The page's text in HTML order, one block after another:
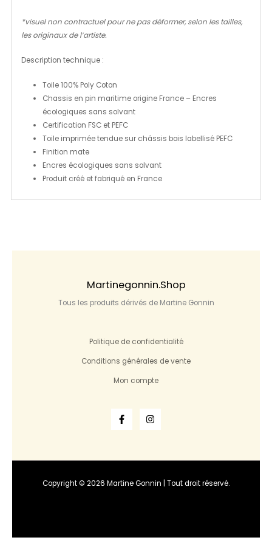
*visuel non contractuel pour ne pas déformer, selon les tailles,
les originaux de l’artiste.
Description technique :
Toile 100% Poly Coton
Chassis en pin maritime origine France – Encres
écologiques sans solvant
Certification FSC et PEFC
Toile imprimée tendue sur châssis bois labellisé PEFC
Finition mate
Encres écologiques sans solvant
Produit créé et fabriqué en France
Martinegonnin.shop
Tous les produits dérivés de Martine Gonnin
Politique de confidentialité
Conditions générales de vente
Mon compte
Copyright © 2026 Martine Gonnin | Tout droit réservé.